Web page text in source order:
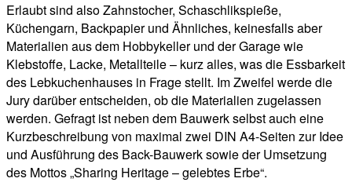
Erlaubt sind also Zahnstocher, Schaschlikspieße,
Küchengarn, Backpapier und Ähnliches, keinesfalls aber
Materialien aus dem Hobbykeller und der Garage wie
Klebstoffe, Lacke, Metallteile – kurz alles, was die Essbarkeit
des Lebkuchenhauses in Frage stellt. Im Zweifel werde die
Jury darüber entscheiden, ob die Materialien zugelassen
werden. Gefragt ist neben dem Bauwerk selbst auch eine
Kurzbeschreibung von maximal zwei DIN A4-Seiten zur Idee
und Ausführung des Back-Bauwerk sowie der Umsetzung
des Mottos „Sharing Heritage – gelebtes Erbe“.